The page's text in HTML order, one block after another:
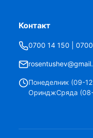
Контакт
0700 14 150 |
Понеделник (09-
ОринджСряда